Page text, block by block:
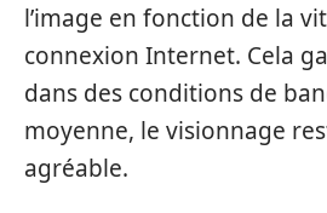
l’image en fonction de la
connexion Internet. Cela
dans des conditions de
moyenne, le visionnage
agréable.